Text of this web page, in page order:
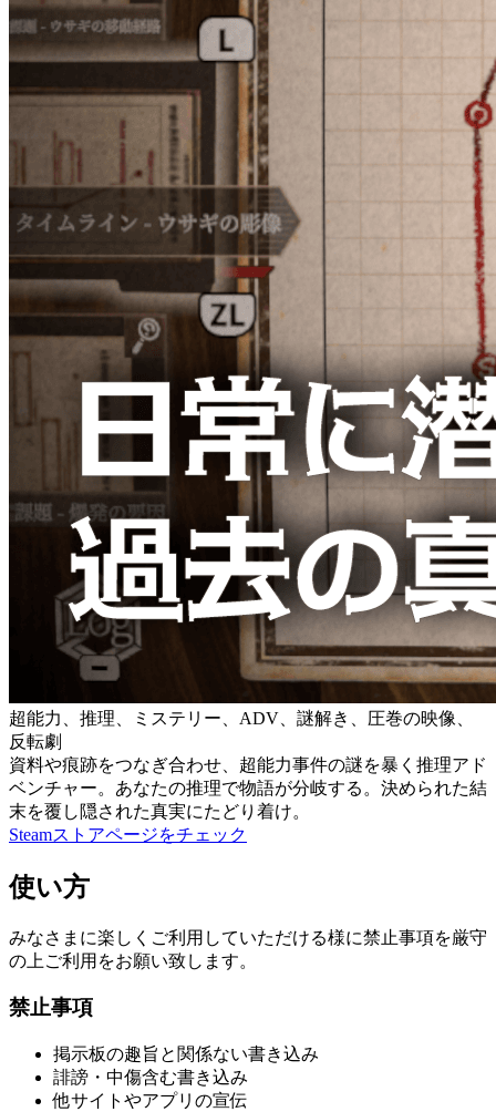
超能力、推理、ミステリー、ADV、謎解き、圧巻の映像、
反転劇
資料や痕跡をつなぎ合わせ、超能力事件の謎を暴く推理アド
ベンチャー。あなたの推理で物語が分岐する。決められた結
末を覆し隠された真実にたどり着け。
Steamストアページをチェック
使い方
みなさまに楽しくご利用していただける様に禁止事項を厳守
の上ご利用をお願い致します。
禁止事項
掲示板の趣旨と関係ない書き込み
誹謗・中傷含む書き込み
他サイトやアプリの宣伝